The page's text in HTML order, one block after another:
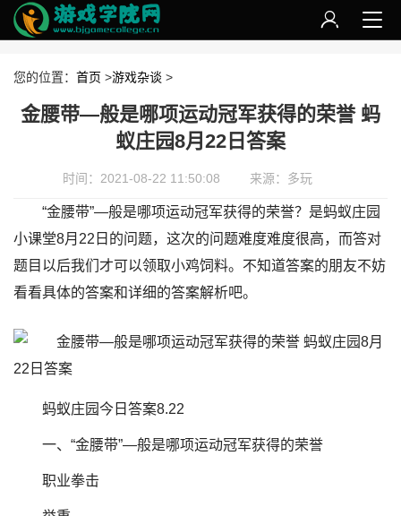
您的位置： 首页 >游戏杂谈 >
金腰带—般是哪项运动冠军获得的荣誉 蚂
蚁庄园8月22日答案
时间：2021-08-22 11:50:08 来源：多玩
“金腰带”—般是哪项运动冠军获得的荣誉？是蚂蚁庄园
小课堂8月22日的问题，这次的问题难度难度很高，而答对
题目以后我们才可以领取小鸡饲料。不知道答案的朋友不妨
看看具体的答案和详细的答案解析吧。
蚂蚁庄园今日答案8.22
一、“金腰带”—般是哪项运动冠军获得的荣誉
职业拳击